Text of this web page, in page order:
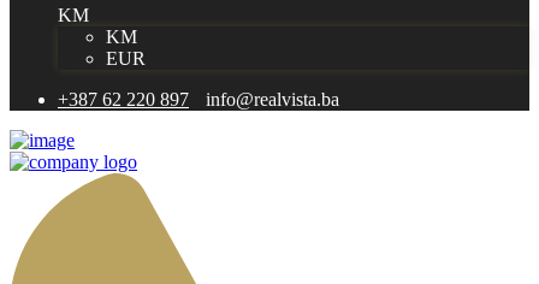
KM
KM
EUR
+387 62 220 897
info@realvista.ba